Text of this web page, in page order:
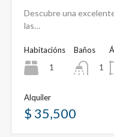
Descubre una
las…
Habitacións
1
Baños
1
Alquiler
$ 35,500